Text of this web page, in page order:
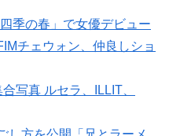
季の春」で女優デビュー
チェウォン、仲良しショ
写真 ルセラ、ILLIT、